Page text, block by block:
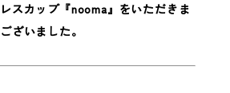
スカップ『nooma』をいただきま
ざいました。